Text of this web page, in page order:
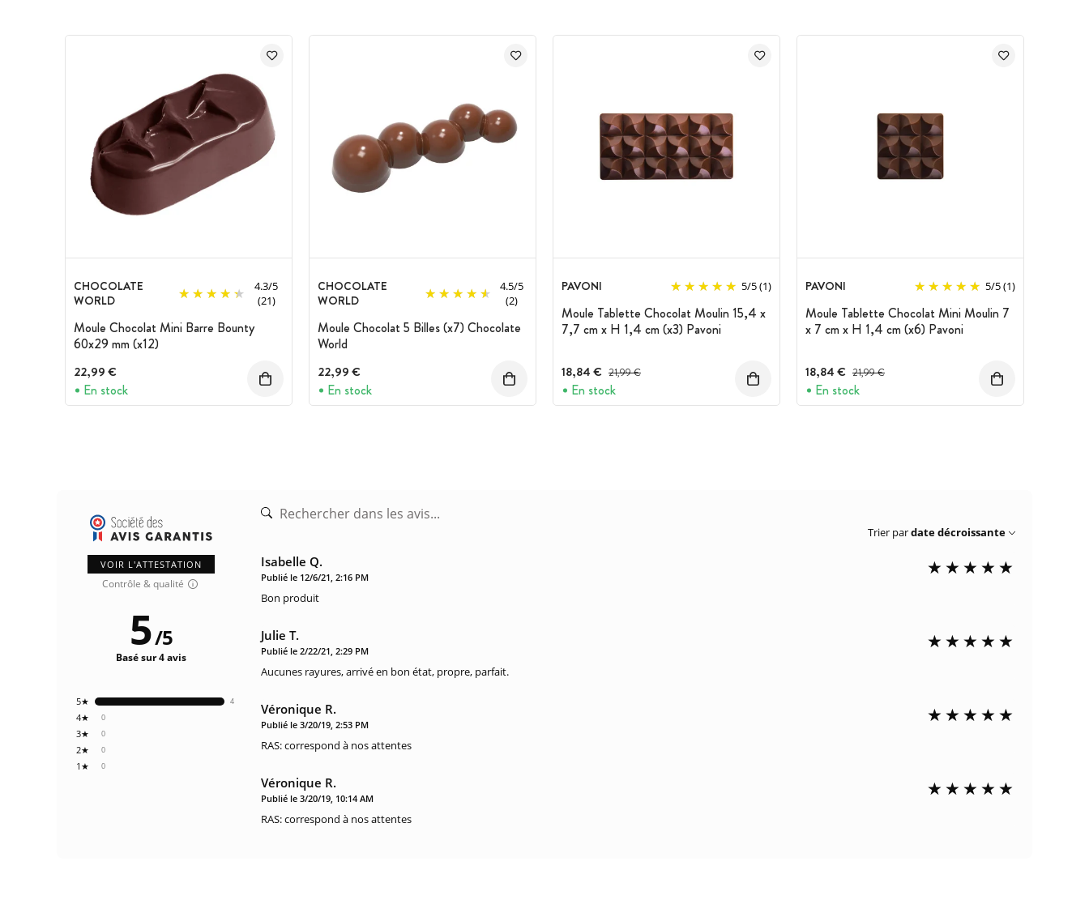
CHOCOLATE
WORLD
4.3/5
(21)
Moule Chocolat Mini Barre Bounty
60x29 mm (x12)
22,99 €
En stock
CHOCOLATE
WORLD
4.5/5
(2)
Moule Chocolat 5 Billes (x7) Chocolate
World
22,99 €
En stock
PAVONI 5/5(1)
Moule Tablette Chocolat Moulin 15,4 x
7,7 cm x H 1,4 cm (x3) Pavoni
18,84 € Prix avant réduction :
21,99 €
En stock
PAVONI 5/5(1)
Moule Tablette Chocolat Mini Moulin 7
x 7 cm x H 1,4 cm (x6) Pavoni
18,84 € Prix avant réduction :
21,99 €
En stock
VOIR L'ATTESTATION
Contrôle & qualité
0
1★
0
2★
0
3★
0
4★
4
5★
5/5
Basé sur 4 avis
Trier pardate décroissante
Isabelle Q.
Publié le 12/6/21, 2:16 PM
Bon produit
Julie T.
Publié le 2/22/21, 2:29 PM
Aucunes rayures, arrivé en bon état, propre, parfait.
Véronique R.
Publié le 3/20/19, 2:53 PM
RAS: correspond à nos attentes
Véronique R.
Publié le 3/20/19, 10:14 AM
RAS: correspond à nos attentes